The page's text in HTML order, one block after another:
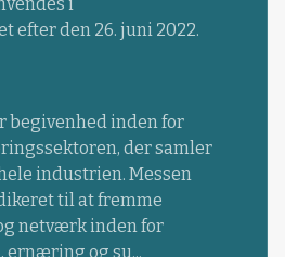
efter den 26. juni 2022.
begivenhed inden for
der samler
industrien. Messen
til at fremme
netværk inden for
ernæring og su...